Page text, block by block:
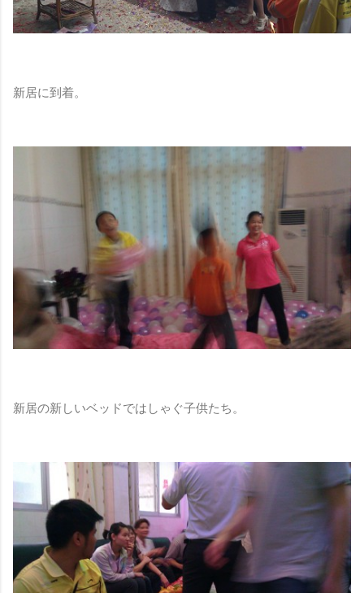
新居に到着。
新居の新しいベッドではしゃぐ子供たち。